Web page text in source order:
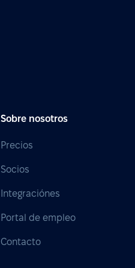
Sobre nosotros
Precios
Socios
Integraciónes
Portal de empleo
Contacto